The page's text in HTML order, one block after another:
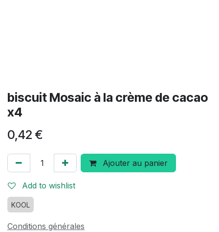
biscuit Mosaic à la crème de cacao
x4
0,42 €
Ajouter au panier
Add to wishlist
KOOL
Conditions générales